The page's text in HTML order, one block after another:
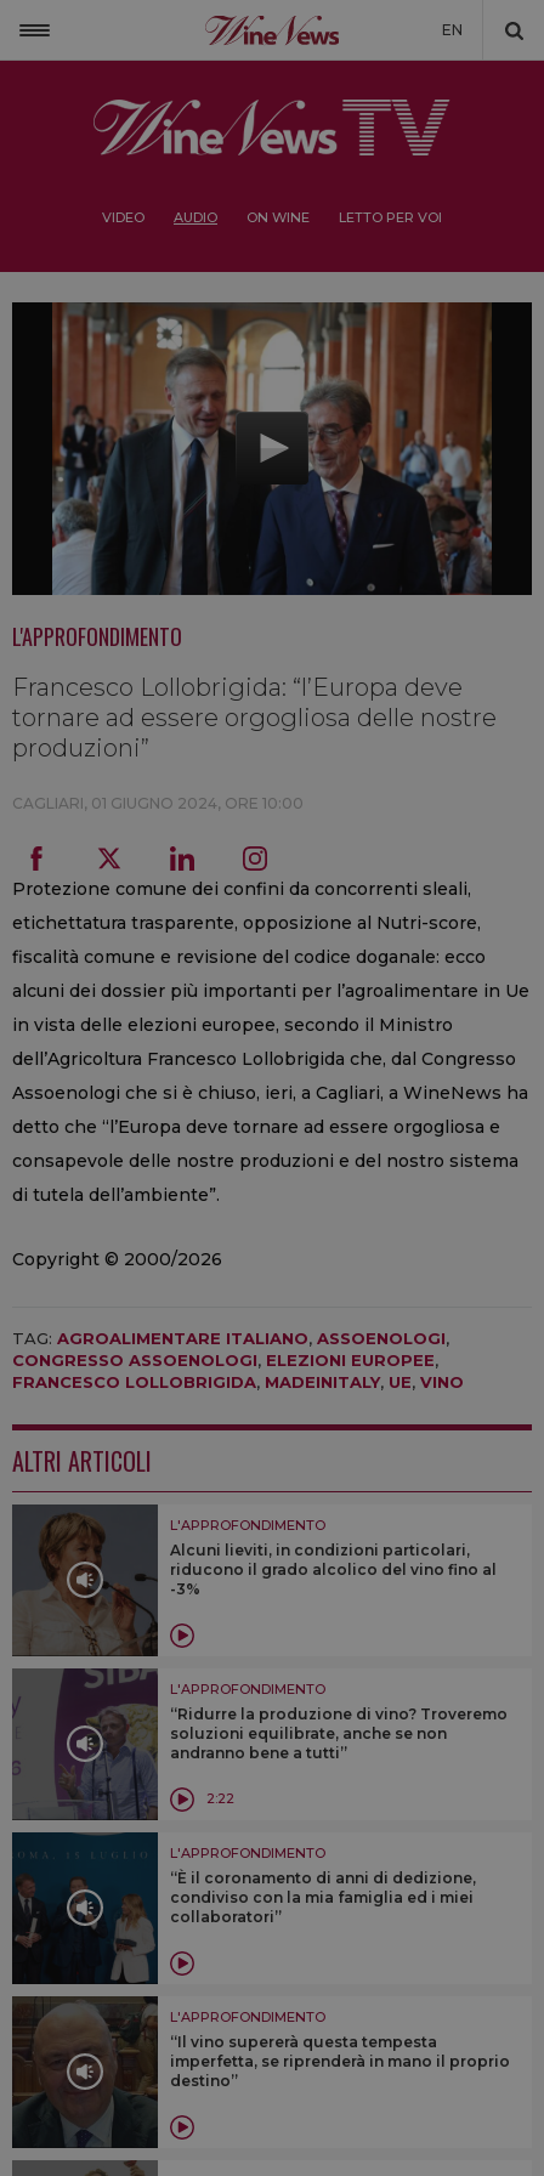
EN
VIDEO AUDIO ON WINE LETTO PER VOI
L'APPROFONDIMENTO
Francesco Lollobrigida: “l’Europa deve
tornare ad essere orgogliosa delle nostre
produzioni”
CAGLIARI, 01 GIUGNO 2024, ORE 10:00
Protezione comune dei confini da concorrenti sleali,
etichettatura trasparente, opposizione al Nutri-score,
fiscalità comune e revisione del codice doganale: ecco
alcuni dei dossier più importanti per l’agroalimentare in Ue
in vista delle elezioni europee, secondo il Ministro
dell’Agricoltura Francesco Lollobrigida che, dal Congresso
Assoenologi che si è chiuso, ieri, a Cagliari, a WineNews ha
detto che “l’Europa deve tornare ad essere orgogliosa e
consapevole delle nostre produzioni e del nostro sistema
di tutela dell’ambiente”.
Copyright © 2000/2026
TAG: AGROALIMENTARE ITALIANO, ASSOENOLOGI,
CONGRESSO ASSOENOLOGI, ELEZIONI EUROPEE,
FRANCESCO LOLLOBRIGIDA, MADEINITALY, UE, VINO
ALTRI ARTICOLI
L'APPROFONDIMENTO
Alcuni lieviti, in condizioni particolari,
riducono il grado alcolico del vino fino al
-3%
L'APPROFONDIMENTO
“Ridurre la produzione di vino? Troveremo
soluzioni equilibrate, anche se non
andranno bene a tutti”
2:22
L'APPROFONDIMENTO
“È il coronamento di anni di dedizione,
condiviso con la mia famiglia ed i miei
collaboratori”
L'APPROFONDIMENTO
“Il vino supererà questa tempesta
imperfetta, se riprenderà in mano il proprio
destino”